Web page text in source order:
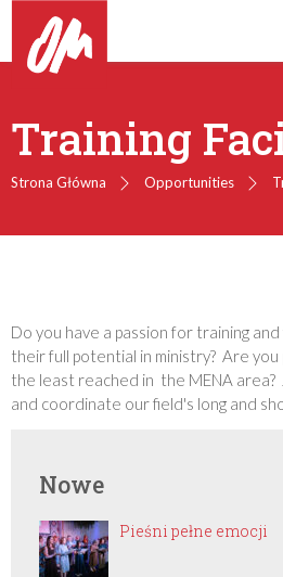
Training
Strona Główna Opportunities
Do you have a passion for training
their full potential in ministry? Are
the least reached in the MENA area?
and coordinate our field's long and
Nowe
Pieśni pełne emocji